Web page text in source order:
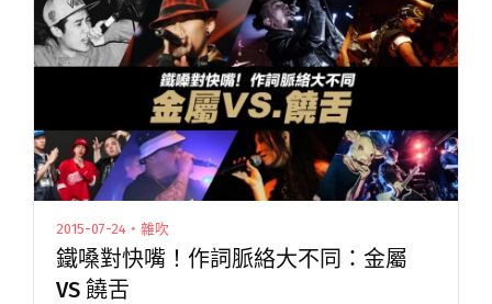
手 曲閱讀全文 "組團前請先照鏡子好嗎！找團員
重點在「門當戶對」"
2015-07-24・雜吹
鐵嗓對快嘴！作詞脈絡大不同：金屬
VS 饒舌